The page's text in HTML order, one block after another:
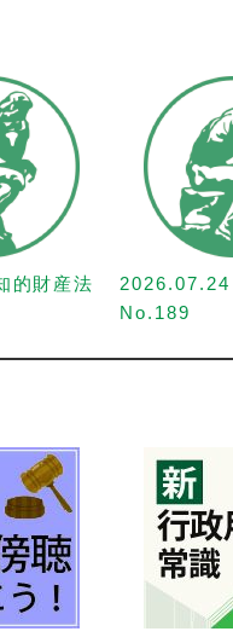
的財産法
2026.07.24
No.189